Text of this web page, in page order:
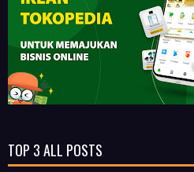
TOP 3 ALL POSTS